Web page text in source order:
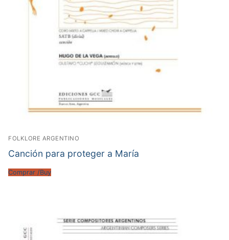
FOLKLORE ARGENTINO
Canción para proteger a María
Comprar /Buy